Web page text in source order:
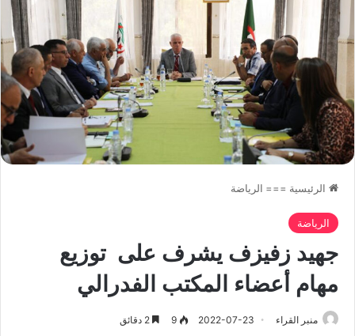
الرئيسية === الرياضة
الرياضة
جهيد زفيزف يشرف على توزيع
مهام أعضاء المكتب الفدرالي
منبر القراء 2022-07-23
9